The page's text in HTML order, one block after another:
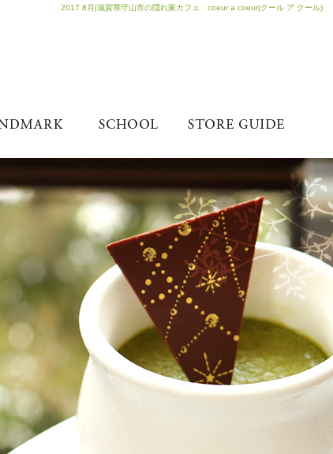
2017 8月|滋賀県守山市の隠れ家カフェ coeur a coeur(クール ア クール)